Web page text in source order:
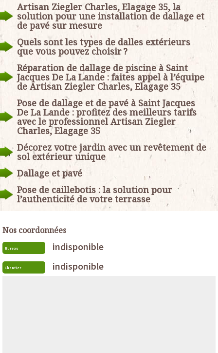
Artisan Ziegler Charles, Elagage 35, la
solution pour une installation de dallage et
de pavé sur mesure
Quels sont les types de dalles extérieurs
que vous pouvez choisir ?
Réparation de dallage de piscine à Saint
Jacques De La Lande : faites appel à l’équipe
de Artisan Ziegler Charles, Elagage 35
Pose de dallage et de pavé à Saint Jacques
De La Lande : profitez des meilleurs tarifs
avec le professionnel Artisan Ziegler
Charles, Elagage 35
Décorez votre jardin avec un revêtement de
sol extérieur unique
Dallage et pavé
Pose de caillebotis : la solution pour
l’authenticité de votre terrasse
Nos coordonnées
Bureau indisponible
Chantier indisponible